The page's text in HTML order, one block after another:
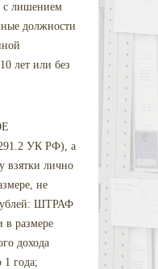
с лишением
должности
лет или без
УК РФ), а
взятки лично
не
ШТРАФ
в размере
дохода
1 года;